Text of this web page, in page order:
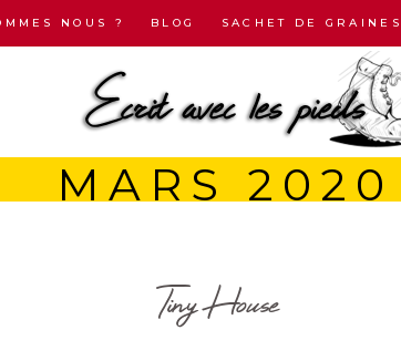
NOUS ? BLOG SACHET DE GRAINES
MARS 2020
Tiny House